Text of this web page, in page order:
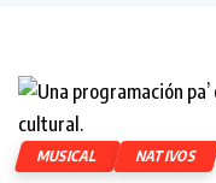
MUSICAL NATIVOS